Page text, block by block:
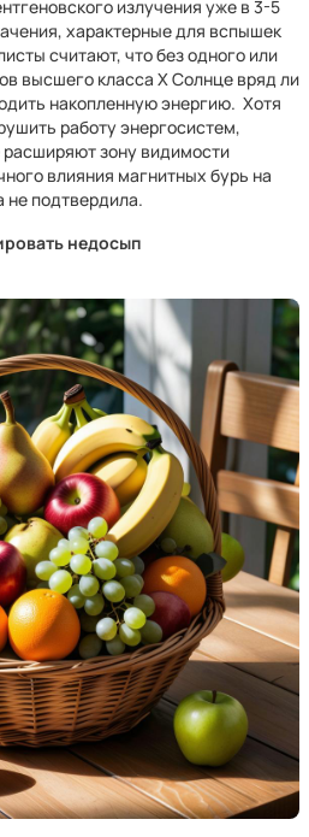
излучения уже в 3-5
характерные для вспышек
считают, что без одного или
высшего класса X Солнце вряд ли
накопленную энергию. Хотя
работу энергосистем,
расширяют зону видимости
влияния магнитных бурь на
не подтвердила.
недосып